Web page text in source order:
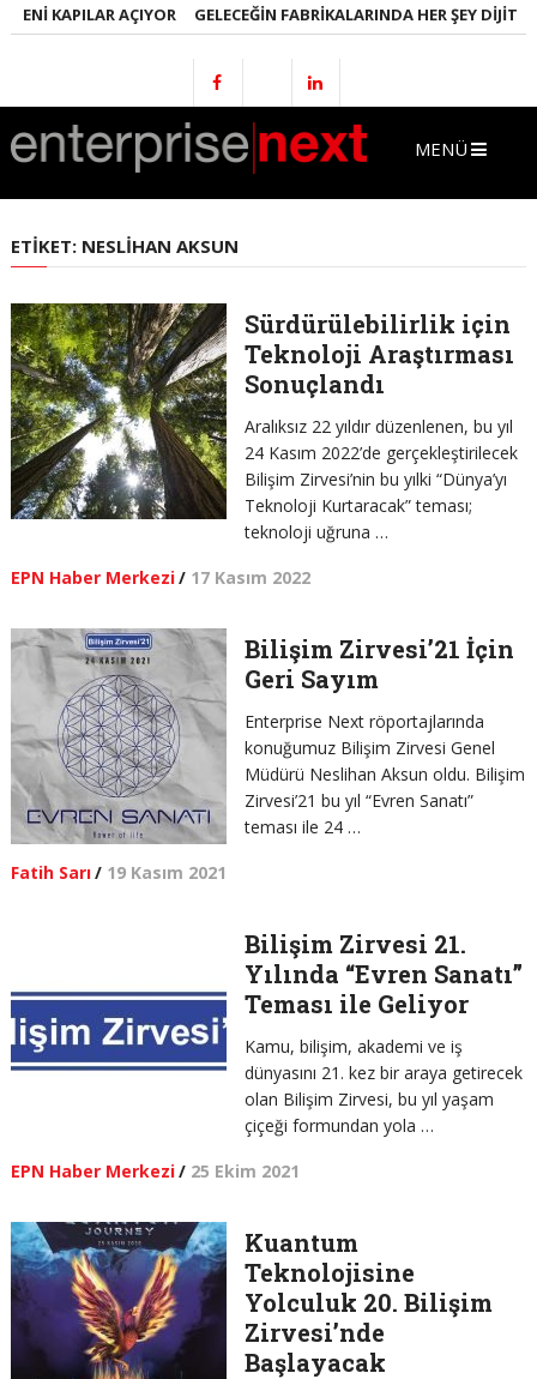
KAPILAR AÇIYOR GELECEĞIN FABRIKALARINDA HER ŞEY DIJITAL
MENÜ
ETIKET: NESLIHAN AKSUN
Sürdürülebilirlik için
Teknoloji Araştırması
Sonuçlandı
Aralıksız 22 yıldır düzenlenen, bu yıl
24 Kasım 2022’de gerçekleştirilecek
Bilişim Zirvesi’nin bu yılki “Dünya’yı
Teknoloji Kurtaracak” teması;
teknoloji uğruna …
EPN Haber Merkezi/ 17 Kasım 2022
Bilişim Zirvesi’21 İçin
Geri Sayım
Enterprise Next röportajlarında
konuğumuz Bilişim Zirvesi Genel
Müdürü Neslihan Aksun oldu. Bilişim
Zirvesi’21 bu yıl “Evren Sanatı”
teması ile 24 …
Fatih Sarı/ 19 Kasım 2021
Bilişim Zirvesi 21.
Yılında “Evren Sanatı”
Teması ile Geliyor
Kamu, bilişim, akademi ve iş
dünyasını 21. kez bir araya getirecek
olan Bilişim Zirvesi, bu yıl yaşam
çiçeği formundan yola …
EPN Haber Merkezi/ 25 Ekim 2021
Kuantum
Teknolojisine
Yolculuk 20. Bilişim
Zirvesi’nde
Başlayacak